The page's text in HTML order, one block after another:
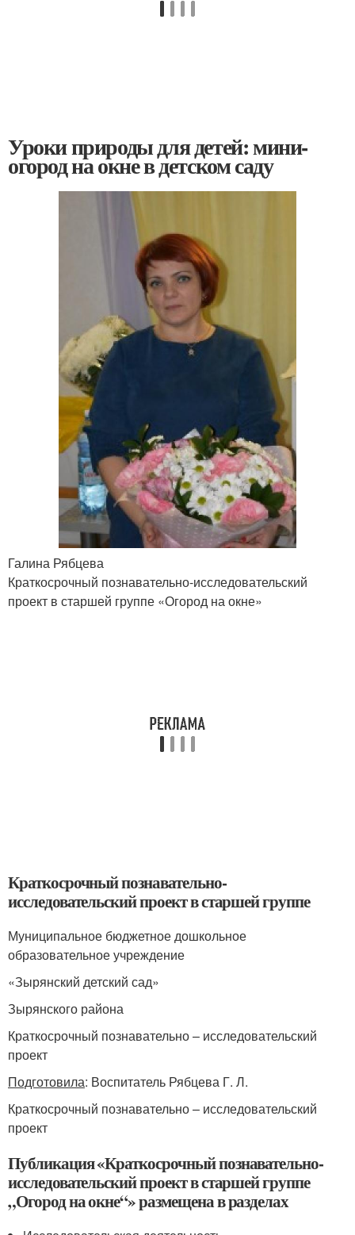
Уроки природы для детей: мини-
огород на окне в детском саду
Галина Рябцева
Краткосрочный познавательно-исследовательский
проект в старшей группе «Огород на окне»
Краткосрочный познавательно-
исследовательский проект в старшей группе
Муниципальное бюджетное дошкольное
образовательное учреждение
«Зырянский детский сад»
Зырянского района
Краткосрочный познавательно – исследовательский
проект
Подготовила: Воспитатель Рябцева Г. Л.
Краткосрочный познавательно – исследовательский
проект
Публикация «Краткосрочный познавательно-
исследовательский проект в старшей группе
„Огород на окне“» размещена в разделах